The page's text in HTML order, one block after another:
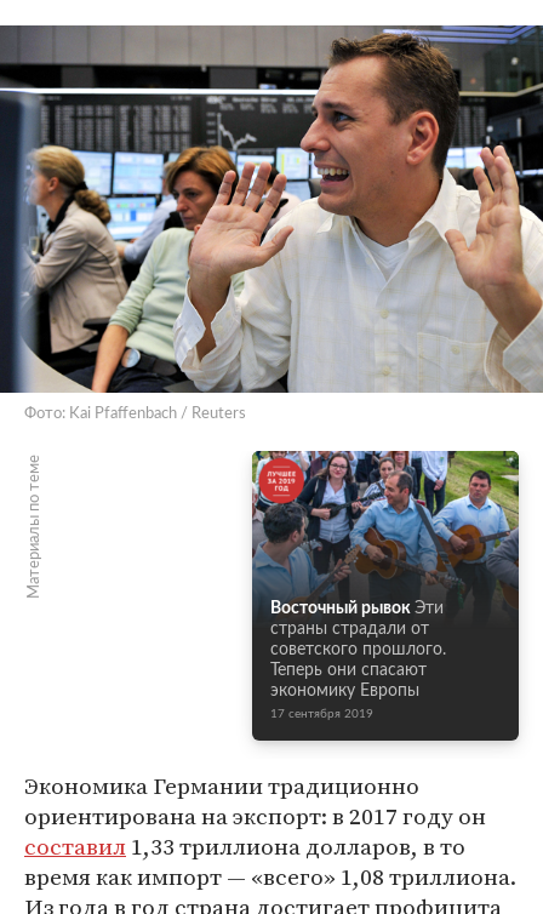
Фото: Kai Pfaffenbach / Reuters
Материалы по теме
Восточный рывок Эти
страны страдали от
советского прошлого.
Теперь они спасают
экономику Европы
17 сентября 2019
Экономика Германии традиционно
ориентирована на экспорт: в 2017 году он
составил1,33 триллиона долларов, в то
время как импорт — «всего» 1,08 триллиона.
Из года в год страна достигает профицита